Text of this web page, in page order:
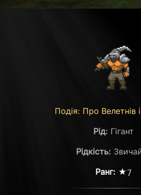
Подія: Про Велетнів
Рід: Гігант
Рідкість:
Ранг: ★7